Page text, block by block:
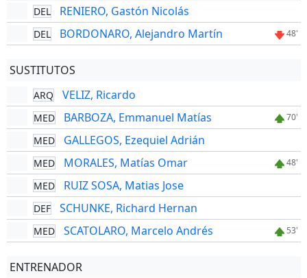
DEL RENIERO, Gastón Nicolás
DEL BORDONARO, Alejandro Martín 48'
SUSTITUTOS
ARQ VELIZ, Ricardo
MED BARBOZA, Emmanuel Matías 70'
MED GALLEGOS, Ezequiel Adrián
MED MORALES, Matías Omar 48'
MED RUIZ SOSA, Matias Jose
DEF SCHUNKE, Richard Hernan
MED SCATOLARO, Marcelo Andrés 53'
ENTRENADOR